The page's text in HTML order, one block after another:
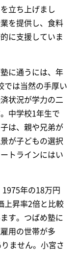
を立ち上げまし
を提供し、食料
に支援していま
に通うには、年
では当然の手厚い
状況が学力の二
中学校1年生で
は、親や兄弟が
が子どもの選択
トラインにはい
年の18万円
上昇率2倍と比較
す。つばめ塾に
用の世帯が多
ません。小宮さ